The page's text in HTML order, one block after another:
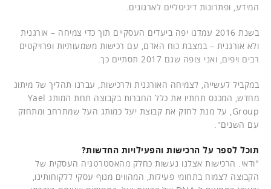
המידע, ופתרונות דיגיטליים לארגונים.
בשנת 2016 עמדנו יפה ביעדים העסקיים תוך כדי צמיחה – אורגנית
ולא אורגנית – במצבת כוח האדם, עם רכישות משמעותיות ופרויקטים
רבים ויפים, ואני צופה שגם 2017 תסתיים כך.
במקביל לעשייה, לצמיחה האורגנית ולרכישות, עברנו תהליך של מיתוג
מחדש, המכנס תחתיו את כלל החברות בקבוצה תחת המותג Yael
Group, על מנת לחזק את קבוצת יעל כמותג העל שמתרחב ומתחזק
עם השנים".
תוכל לספר על הרכישות והפעילויות החדשות?
"ודאי. הרכישות אצלנו נעשות כחלק מהאסטרטגיה העסקית של
הקבוצה לצמוח בתחומי פעילות, המהווים מנוף עסקי ללקוחותינו,